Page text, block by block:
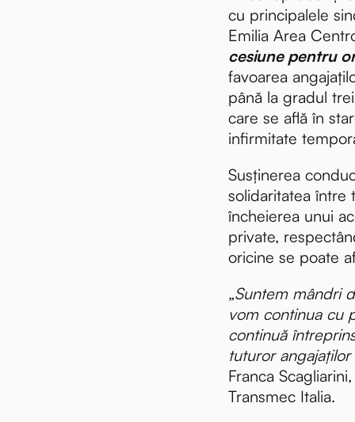
cu principalele
Emilia Area
cesiune pentru
favoarea
până la gradul
care se află în
infirmitate
Susținerea
solidaritatea între
încheierea unui
private,
oricine se poate
„Suntem mândri
vom continua cu
continuă
tuturor
Franca
Transmec Italia.